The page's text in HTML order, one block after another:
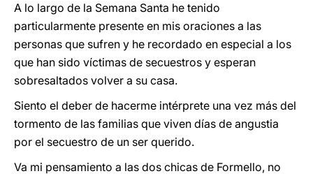
A lo largo de la Semana Santa he tenido
particularmente presente en mis oraciones a las
personas que sufren y he recordado en especial a los
que han sido víctimas de secuestros y esperan
sobresaltados volver a su casa.
Siento el deber de hacerme intérprete una vez más del
tormento de las familias que viven días de angustia
por el secuestro de un ser querido.
Va mi pensamiento a las dos chicas de Formello, no